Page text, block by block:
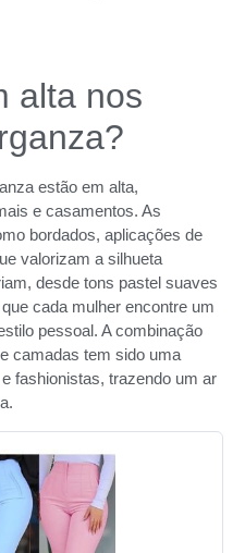
alta nos
estão em alta,
e casamentos. As
bordados, aplicações de
valorizam a silhueta
desde tons pastel suaves
cada mulher encontre um
pessoal. A combinação
camadas tem sido uma
fashionistas, trazendo um ar